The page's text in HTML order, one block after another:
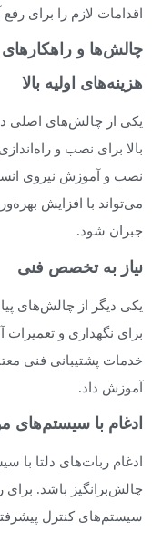
اقدامات لازم را برای
چالش‌ها و راهکارهای
هزینه‌های اولیه بالا
یکی از چالش‌های اصلی در
بالا برای نصب و
نصب و آموزش نیروی
می‌تواند با افزایش
جبران شود.
نیاز به تخصص فنی
یکی دیگر از چالش‌های
برای نگهداری و
خدمات پشتیبانی فنی
آموزش داد.
ادغام با سیستم‌های
ادغام ربات‌های دلتا با
چالش‌برانگیز باشد. برای
سیستم‌های کنترل